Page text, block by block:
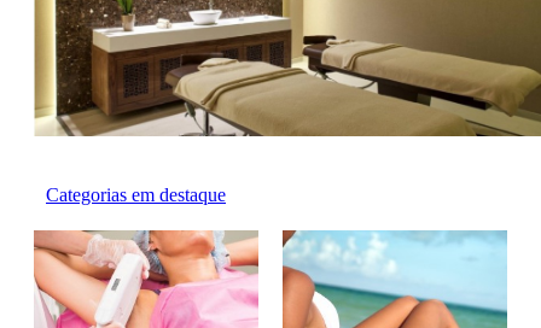
Categorias em destaque